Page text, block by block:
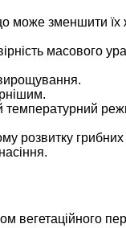
може зменшити їх
масового
температурний
розвитку
вегетаційного